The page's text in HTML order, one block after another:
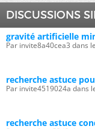
DISCUSSIONS
gravité artificielle
Par invite8a40cea3 dans
recherche astuce
Par invite4519024a dans
recherche astuce